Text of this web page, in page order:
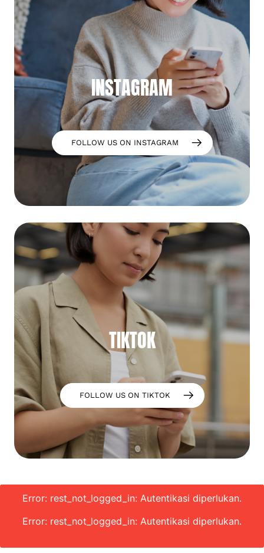
INSTAGRAM
FOLLOW US ON INSTAGRAM
TIKTOK
FOLLOW US ON TIKTOK
Error: rest_not_logged_in: Autentikasi diperlukan.
Error: rest_not_logged_in: Autentikasi diperlukan.